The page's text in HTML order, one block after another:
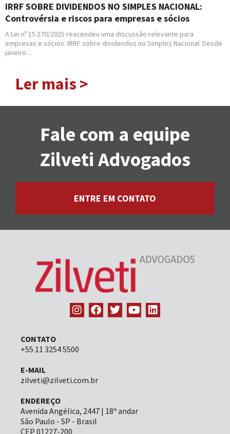
IRRF SOBRE DIVIDENDOS NO SIMPLES NACIONAL:
Controvérsia e riscos para empresas e sócios
A Lei nº 15.270/2025 reacendeu uma discussão relevante para
empresas e sócios: IRRF sobre dividendos no Simples Nacional. Desde
janeiro ...
Ler mais >
Fale com a equipe
Zilveti Advogados
ENTRE EM CONTATO
CONTATO
+55 11 3254 5500
E-MAIL
zilveti@zilveti.com.br
ENDEREÇO
Avenida Angélica, 2447 | 18º andar
São Paulo - SP - Brasil
CEP 01227-200